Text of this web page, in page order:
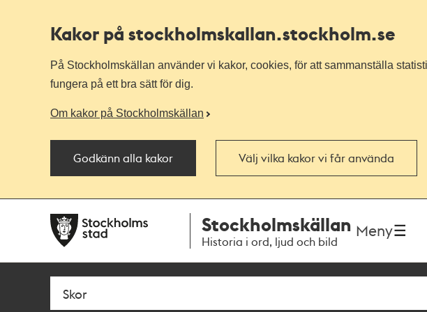
Kakor på stockholmskallan.stockholm.se
På Stockholmskällan använder vi kakor, cookies, för att sammanställa
fungera på ett bra sätt för dig.
Om kakor på Stockholmskällan
Godkänn alla kakor Välj vilka kakor vi får använda
navigationen
huvudinnehållet
Stockholmskällan
Historia i ord, ljud och bild
Meny
Sök